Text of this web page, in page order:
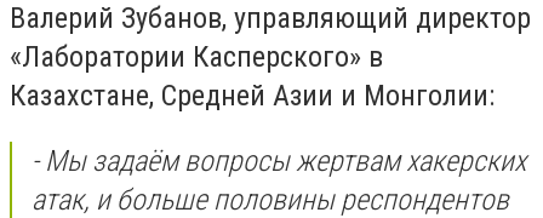
Валерий Зубанов, управляющий директор
«Лаборатории Касперского» в
Казахстане, Средней Азии и Монголии:
- Мы задаём вопросы жертвам хакерских
атак, и больше половины респондентов